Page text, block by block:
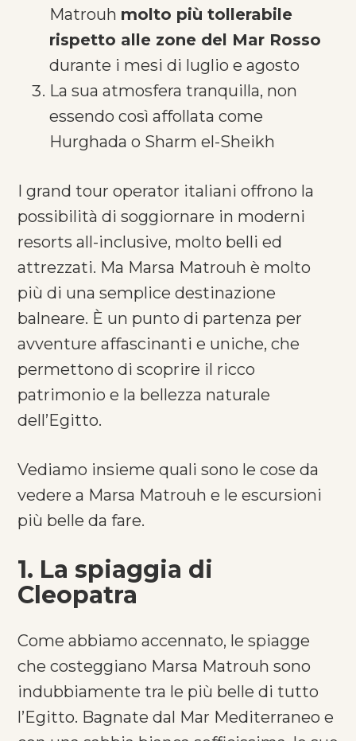
Matrouh molto più tollerabile
rispetto alle zone del Mar Rosso
durante i mesi di luglio e agosto
La sua atmosfera tranquilla, non
essendo così affollata come
Hurghada o Sharm el-Sheikh
I grand tour operator italiani offrono la
possibilità di soggiornare in moderni
resorts all-inclusive, molto belli ed
attrezzati. Ma Marsa Matrouh è molto
più di una semplice destinazione
balneare. È un punto di partenza per
avventure affascinanti e uniche, che
permettono di scoprire il ricco
patrimonio e la bellezza naturale
dell’Egitto.
Vediamo insieme quali sono le cose da
vedere a Marsa Matrouh e le escursioni
più belle da fare.
1. La spiaggia di
Cleopatra
Come abbiamo accennato, le spiagge
che costeggiano Marsa Matrouh sono
indubbiamente tra le più belle di tutto
l’Egitto. Bagnate dal Mar Mediterraneo e